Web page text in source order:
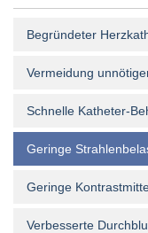
Begründeter
Vermeidung
Schnelle Katheter-
Geringe
Geringe
Verbesserte